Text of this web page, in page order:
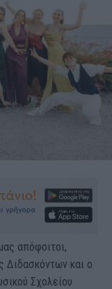
απόφοιτοι,
Διδασκόντων και ο
Σχολείου